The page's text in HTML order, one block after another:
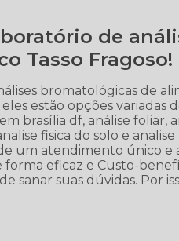
de
Tasso Fragoso!
bromatológicas de
estão opções variadas
brasília df, análise foliar,
fisica do solo e
um atendimento único e
forma eficaz e Custo-
sanar suas dúvidas. Por